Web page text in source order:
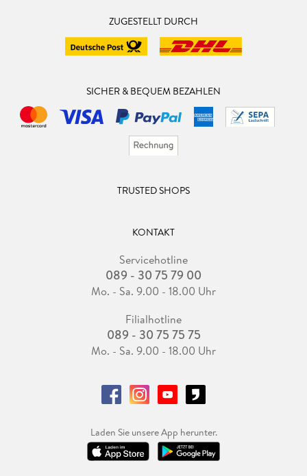
ZUGESTELLT DURCH
SICHER & BEQUEM BEZAHLEN
TRUSTED SHOPS
KONTAKT
Servicehotline
089 - 30 75 79 00
Mo. - Sa. 9.00 - 18.00 Uhr
Filialhotline
089 - 30 75 75 75
Mo. - Sa. 9.00 - 18.00 Uhr
Laden Sie unsere App herunter.